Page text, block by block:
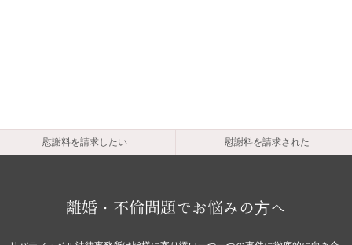
慰謝料を請求したい 慰謝料を請求された
離婚・不倫問題でお悩みの方へ